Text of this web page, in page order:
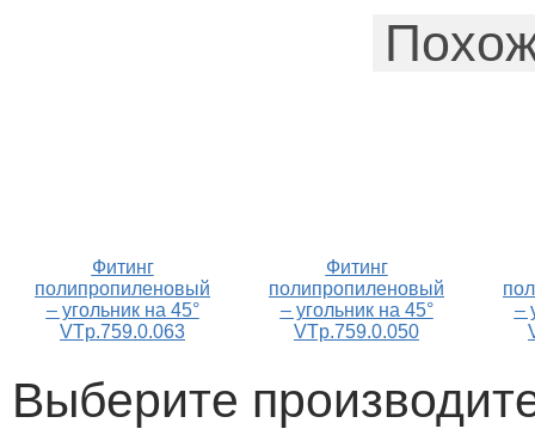
Выберите
Фитинг
полипропиленовый
– угольник на 45°
VTp.759.0.063
Фитинг
полипропиленовый
– угольник на 45°
VTp.759.0.050
–